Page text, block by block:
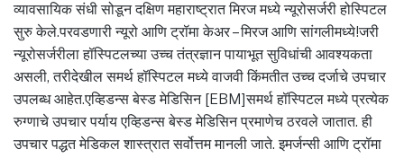
व्यावसायिक संधी सोडून दक्षिण महाराष्ट्रात मिरज मध्ये न्यूरोसर्जरी होस्पिटल
सुरु केले.परवडणारी न्यूरो आणि ट्रॉमा केअर – मिरज आणि सांगलीमध्ये!जरी
न्यूरोसर्जरीला हॉस्पिटलच्या उच्च तंत्रज्ञान पायाभूत सुविधांची आवश्यकता
असली, तरीदेखील समर्थ हॉस्पिटल मध्ये वाजवी किंमतीत उच्च दर्जाचे उपचार
उपलब्ध आहेत.एव्हिडन्स बेस्ड मेडिसिन [EBM]समर्थ हॉस्पिटल मध्ये प्रत्येक
रुग्णाचे उपचार पर्याय एव्हिडन्स बेस्ड मेडिसिन प्रमाणेच ठरवले जातात. ही
उपचार पद्धत मेडिकल शास्त्रात सर्वोत्तम मानली जाते. इमर्जन्सी आणि ट्रॉमा